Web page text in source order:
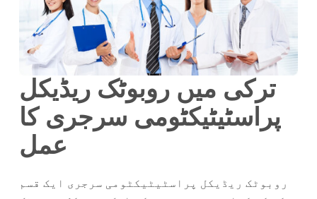
ترکی میں روبوٹک ریڈیکل
پراسٹیٹیکٹومی سرجری کا
عمل
روبوٹک ریڈیکل پراسٹیٹیکٹومی سرجری ایک قسم